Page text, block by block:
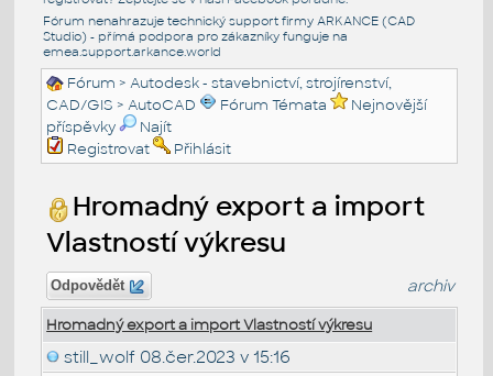
Fórum nenahrazuje technický support firmy ARKANCE (CAD
Studio) - přímá podpora pro zákazníky funguje na
emea.support.arkance.world
Fórum >Autodesk - stavebnictví, strojírenství,
CAD/GIS >AutoCAD Fórum Témata
Nejnovější
příspěvky
Najít
Registrovat
Přihlásit
Hromadný export a import
Vlastností výkresu
Odpovědět archiv
Hromadný export a import Vlastností výkresu
still_wolf 08.čer.2023 v 15:16